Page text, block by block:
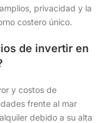
privacidad y la
costero único.
de invertir en
y costos de
frente al mar
debido a su alta